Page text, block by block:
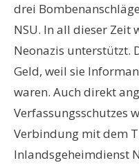
drei
NSU. In all dieser Zeit
Neonazis unterstützt.
Geld, weil sie
waren. Auch direkt
Verfassungsschutzes
Verbindung mit dem
Inlandsgeheimdienst